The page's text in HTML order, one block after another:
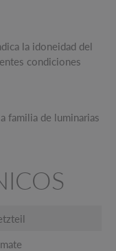
la idoneidad del
condiciones
familia de luminarias